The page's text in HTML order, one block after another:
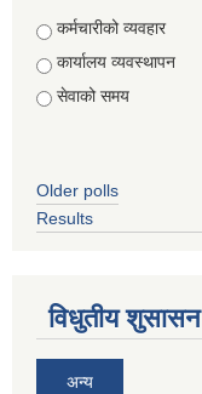
Choices
कर्मचारीको व्यवहार
कार्यालय व्यवस्थापन
सेवाको समय
Older polls
Results
विधुतीय
अन्य